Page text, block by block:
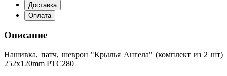
Доставка
Оплата
Описание
Нашивка, патч, шеврон "Крылья Ангела" (комплект из 2 шт)
252x120mm PTC280